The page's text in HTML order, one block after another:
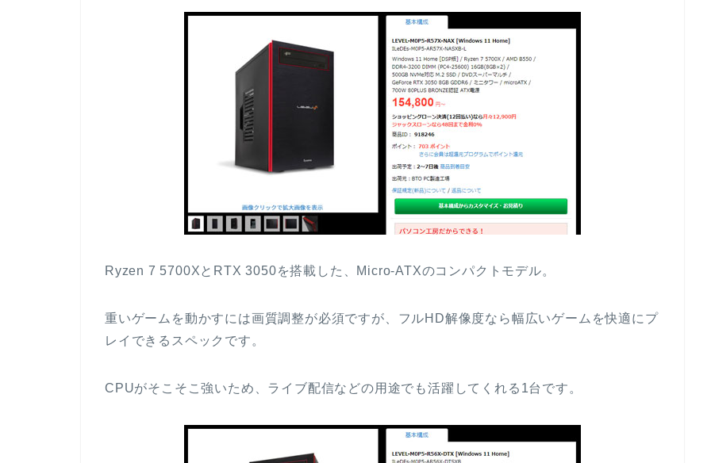
Ryzen 7 5700XとRTX 3050を搭載した、Micro-ATXのコンパクトモデル。
重いゲームを動かすには画質調整が必須ですが、フルHD解像度なら幅広いゲームを快適にプ
レイできるスペックです。
CPUがそこそこ強いため、ライブ配信などの用途でも活躍してくれる1台です。